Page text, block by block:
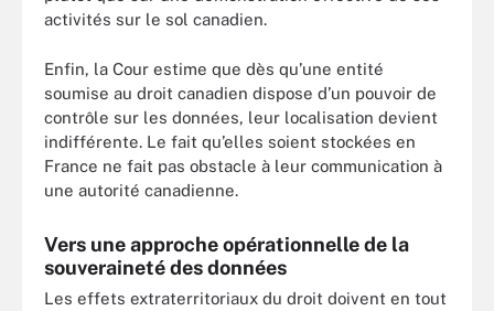
activités sur le sol canadien.
Enfin, la Cour estime que dès qu’une entité
soumise au droit canadien dispose d’un pouvoir de
contrôle sur les données, leur localisation devient
indifférente. Le fait qu’elles soient stockées en
France ne fait pas obstacle à leur communication à
une autorité canadienne.
Vers une approche opérationnelle de la
souveraineté des données
Les effets extraterritoriaux du droit doivent en tout